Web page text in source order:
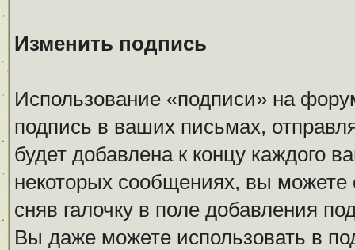
Изменить подпись
Использование «подписи» на
подпись в ваших письмах,
будет добавлена к концу каждого
некоторых сообщениях, вы можете
сняв галочку в поле добавления
Вы даже можете использовать в